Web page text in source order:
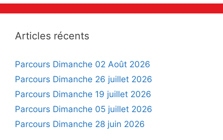
Articles récents
Parcours Dimanche 02 Août 2026
Parcours Dimanche 26 juillet 2026
Parcours Dimanche 19 juillet 2026
Parcours Dimanche 05 juillet 2026
Parcours Dimanche 28 juin 2026